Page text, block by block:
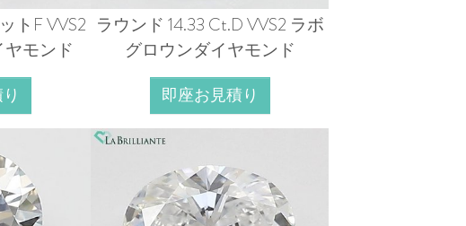
トF VVS2
モンド
ラウンド 14.33 Ct.D VVS2 ラボ
グロウンダイヤモンド
即座お見積り